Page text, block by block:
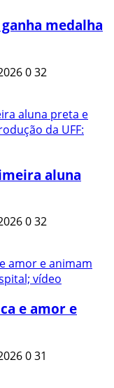
medalha
032
aluna
032
e amor e
031